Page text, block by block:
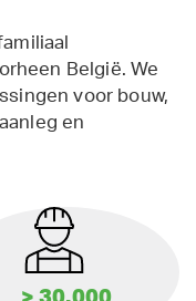
België. We
voor bouw,
en